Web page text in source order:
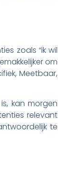
zoals “ik wil
om
Meetbaar,
kan morgen
relevant
te